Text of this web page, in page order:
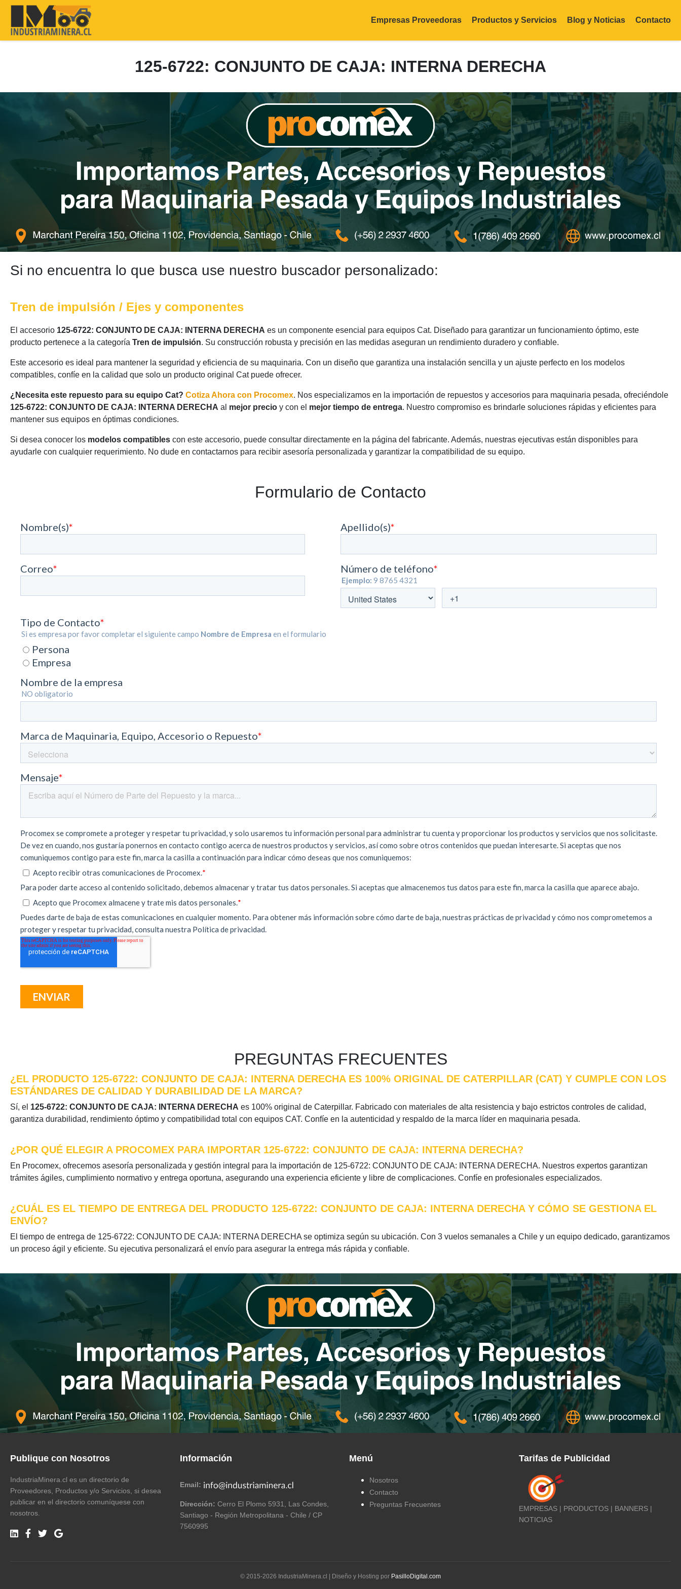
Empresas Proveedoras Productos y Servicios Blog y Noticias Contacto
125-6722: CONJUNTO DE CAJA: INTERNA DERECHA
Si no encuentra lo que busca use nuestro buscador personalizado:
Tren de impulsión / Ejes y componentes
El accesorio 125-6722: CONJUNTO DE CAJA: INTERNA DERECHA es un componente esencial para equipos Cat. Diseñado para garantizar un funcionamiento óptimo, este
producto pertenece a la categoría Tren de impulsión. Su construcción robusta y precisión en las medidas aseguran un rendimiento duradero y confiable.
Este accesorio es ideal para mantener la seguridad y eficiencia de su maquinaria. Con un diseño que garantiza una instalación sencilla y un ajuste perfecto en los modelos
compatibles, confíe en la calidad que solo un producto original Cat puede ofrecer.
¿Necesita este repuesto para su equipo Cat? Cotiza Ahora con Procomex. Nos especializamos en la importación de repuestos y accesorios para maquinaria pesada, ofreciéndole
125-6722: CONJUNTO DE CAJA: INTERNA DERECHA al mejor precio y con el mejor tiempo de entrega. Nuestro compromiso es brindarle soluciones rápidas y eficientes para
mantener sus equipos en óptimas condiciones.
Si desea conocer los modelos compatibles con este accesorio, puede consultar directamente en la página del fabricante. Además, nuestras ejecutivas están disponibles para
ayudarle con cualquier requerimiento. No dude en contactarnos para recibir asesoría personalizada y garantizar la compatibilidad de su equipo.
Formulario de Contacto
PREGUNTAS FRECUENTES
¿EL PRODUCTO 125-6722: CONJUNTO DE CAJA: INTERNA DERECHA ES 100% ORIGINAL DE CATERPILLAR (CAT) Y CUMPLE CON LOS
ESTÁNDARES DE CALIDAD Y DURABILIDAD DE LA MARCA?
Sí, el 125-6722: CONJUNTO DE CAJA: INTERNA DERECHA es 100% original de Caterpillar. Fabricado con materiales de alta resistencia y bajo estrictos controles de calidad,
garantiza durabilidad, rendimiento óptimo y compatibilidad total con equipos CAT. Confíe en la autenticidad y respaldo de la marca líder en maquinaria pesada.
¿POR QUÉ ELEGIR A PROCOMEX PARA IMPORTAR 125-6722: CONJUNTO DE CAJA: INTERNA DERECHA?
En Procomex, ofrecemos asesoría personalizada y gestión integral para la importación de 125-6722: CONJUNTO DE CAJA: INTERNA DERECHA. Nuestros expertos garantizan
trámites ágiles, cumplimiento normativo y entrega oportuna, asegurando una experiencia eficiente y libre de complicaciones. Confíe en profesionales especializados.
¿CUÁL ES EL TIEMPO DE ENTREGA DEL PRODUCTO 125-6722: CONJUNTO DE CAJA: INTERNA DERECHA Y CÓMO SE GESTIONA EL
ENVÍO?
El tiempo de entrega de 125-6722: CONJUNTO DE CAJA: INTERNA DERECHA se optimiza según su ubicación. Con 3 vuelos semanales a Chile y un equipo dedicado, garantizamos
un proceso ágil y eficiente. Su ejecutiva personalizará el envío para asegurar la entrega más rápida y confiable.
Publique con Nosotros
IndustriaMinera.cl es un directorio de
Proveedores, Productos y/o Servicios, si desea
publicar en el directorio comuníquese con
nosotros.
Información
Email:
Dirección: Cerro El Plomo 5931, Las Condes,
Santiago - Región Metropolitana - Chile / CP
7560995
Menú
Nosotros
Contacto
Preguntas Frecuentes
Tarifas de Publicidad
EMPRESAS | PRODUCTOS | BANNERS |
NOTICIAS
© 2015-2026 IndustriaMinera.cl | Diseño y Hosting por PasilloDigital.com